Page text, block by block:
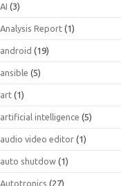
AI (3)
Analysis Report (1)
android (19)
ansible (5)
art (1)
artificial intelligence (5)
audio video editor (1)
auto shutdow (1)
Autotronics (27)